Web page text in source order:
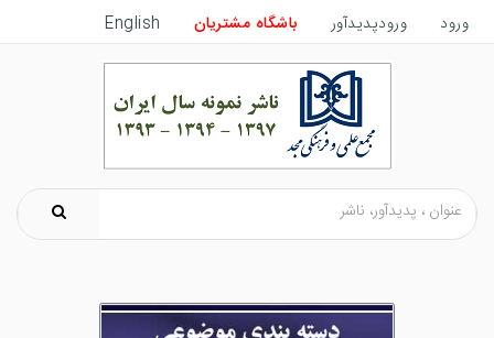
ورود ورودپدیدآور باشگاه مشتریان English